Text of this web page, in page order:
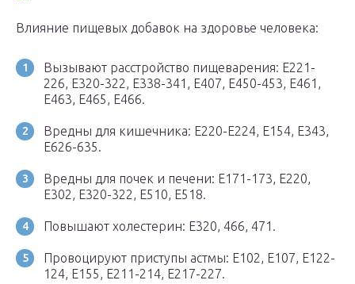
Влияние пищевых добавок на здоровье человека:
Вызывают расстройство пищеварения: Е221-
226, Е320-322, Е338-341, Е407, Е450-453, Е461,
Е463, Е465, Е466.
Вредны для кишечника: Е220-Е224, E154, E343,
E626-635.
Вредны для почек и печени: Е171-173, Е220,
Е302, Е320-322, Е510, Е518.
Повышают холестерин: Е320, 466, 471.
Провоцируют приступы астмы: Е102, Е107, Е122-
124, Е155, Е211-214, Е217-227.